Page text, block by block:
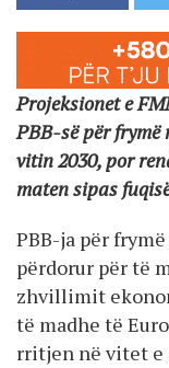
Projeksionet e
PBB-së për frymë
vitin 2030, por
maten sipas
PBB-ja për
përdorur për të
zhvillimit
të madhe të
rritjen në vitet e